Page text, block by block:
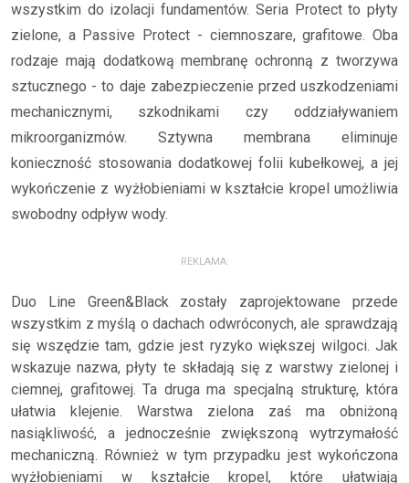
wszystkim do izolacji fundamentów. Seria Protect to płyty
zielone, a Passive Protect - ciemnoszare, grafitowe. Oba
rodzaje mają dodatkową membranę ochronną z tworzywa
sztucznego - to daje zabezpieczenie przed uszkodzeniami
mechanicznymi, szkodnikami czy oddziaływaniem
mikroorganizmów. Sztywna membrana eliminuje
konieczność stosowania dodatkowej folii kubełkowej, a jej
wykończenie z wyżłobieniami w kształcie kropel umożliwia
swobodny odpływ wody.
REKLAMA:
Duo Line Green&Black zostały zaprojektowane przede
wszystkim z myślą o dachach odwróconych, ale sprawdzają
się wszędzie tam, gdzie jest ryzyko większej wilgoci. Jak
wskazuje nazwa, płyty te składają się z warstwy zielonej i
ciemnej, grafitowej. Ta druga ma specjalną strukturę, która
ułatwia klejenie. Warstwa zielona zaś ma obniżoną
nasiąkliwość, a jednocześnie zwiększoną wytrzymałość
mechaniczną. Również w tym przypadku jest wykończona
wyżłobieniami w kształcie kropel, które ułatwiają